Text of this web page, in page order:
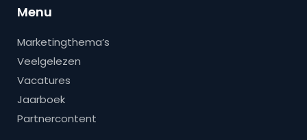
Menu
Marketingthema’s
Veelgelezen
Vacatures
Jaarboek
Partnercontent